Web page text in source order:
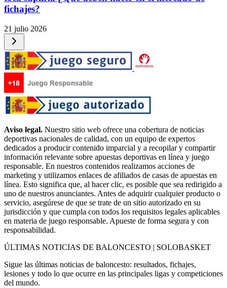
fichajes?
21 julio 2026
Aviso legal. Nuestro sitio web ofrece una cobertura de noticias
deportivas nacionales de calidad, con un equipo de expertos
dedicados a producir contenido imparcial y a recopilar y compartir
información relevante sobre apuestas deportivas en línea y juego
responsable. En nuestros contenidos realizamos acciones de
marketing y utilizamos enlaces de afiliados de casas de apuestas en
línea. Esto significa que, al hacer clic, es posible que sea redirigido a
uno de nuestros anunciantes. Antes de adquirir cualquier producto o
servicio, asegúrese de que se trate de un sitio autorizado en su
jurisdicción y que cumpla con todos los requisitos legales aplicables
en materia de juego responsable. Apueste de forma segura y con
responsabilidad.
ÚLTIMAS NOTICIAS DE BALONCESTO | SOLOBASKET
Sigue las últimas noticias de baloncesto: resultados, fichajes,
lesiones y todo lo que ocurre en las principales ligas y competiciones
del mundo.